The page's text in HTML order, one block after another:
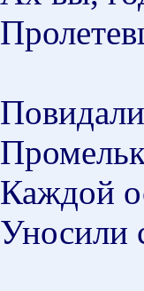
Каждой
Уносили